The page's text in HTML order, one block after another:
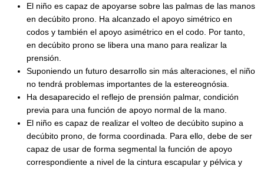
El niño es capaz de apoyarse sobre las palmas de las manos
en decúbito prono. Ha alcanzado el apoyo simétrico en
codos y también el apoyo asimétrico en el codo. Por tanto,
en decúbito prono se libera una mano para realizar la
prensión.
Suponiendo un futuro desarrollo sin más alteraciones, el niño
no tendrá problemas importantes de la estereognósia.
Ha desaparecido el reflejo de prensión palmar, condición
previa para una función de apoyo normal de la mano.
El niño es capaz de realizar el volteo de decúbito supino a
decúbito prono, de forma coordinada. Para ello, debe de ser
capaz de usar de forma segmental la función de apoyo
correspondiente a nivel de la cintura escapular y pélvica y